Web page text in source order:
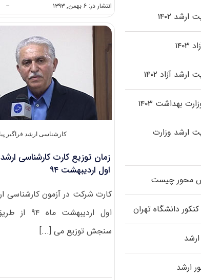
انتشار در: ۶ بهمن, ۱۳۹۳ --
کارشناسی ارشد فراگیر
زمان توزیع کارت کارشناسی ارشد
اول اردیبهشت ۹۴
کارت شرکت در آزمون کارشناسی
اول
سنجش توزیع می [...]
۱۴۰۲
آزاد ۱۴۰۲
بهداشت ۱۴۰۳
ارشد وزارت
محور چیست
دانشگاه تهران
ارشد